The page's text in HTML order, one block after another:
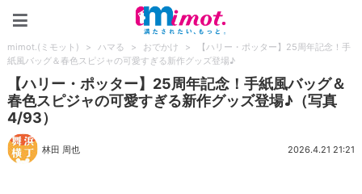
mimot.(ミモット) > ハマる > おでかけ >
【ハリー・ポッター】25周年記念！手
紙風バッグ＆春色スピジャの可愛すぎる新作グッズ登場♪
【ハリー・ポッター】25周年記念！手紙風バッグ＆
春色スピジャの可愛すぎる新作グッズ登場♪（写真
4/93）
林田 周也 2026.4.21 21:21